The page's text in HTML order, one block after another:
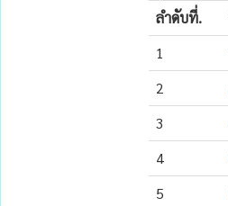
ลำดับที่.
1
2
3
4
5